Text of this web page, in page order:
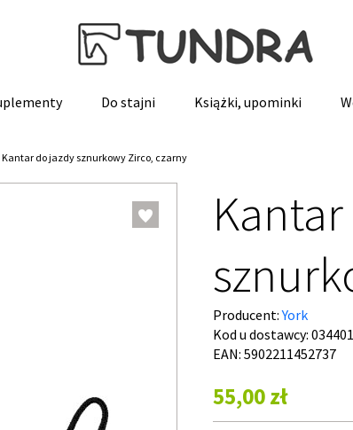
Do stajni Książki, upominki
Kantar do jazdy sznurkowy Zirco, czarny
Producent:York
Kod u dostawcy:
EAN: 5902211452737
55,00 zł